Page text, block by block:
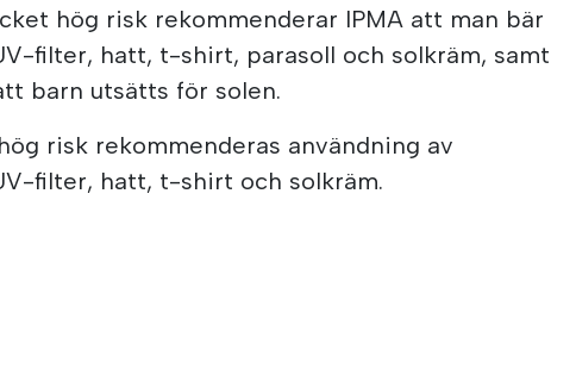
hög risk rekommenderar IPMA att man bär
filter, hatt, t-shirt, parasoll och solkräm, samt
barn utsätts för solen.
risk rekommenderas användning av
filter, hatt, t-shirt och solkräm.